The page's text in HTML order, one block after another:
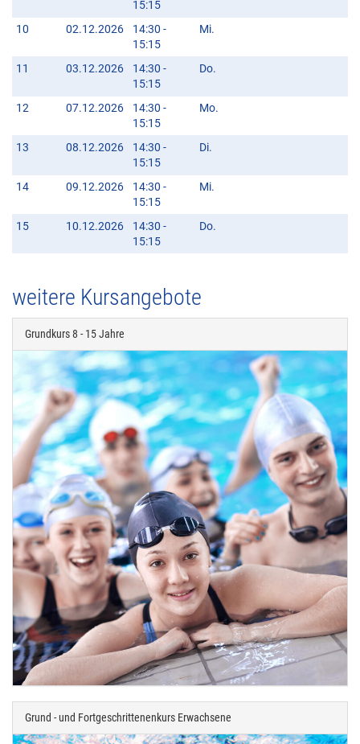
15:15
10
02.12.2026
14:30 -
15:15
Mi.
11 03.12.2026
14:30 -
15:15
Do.
12 07.12.2026
14:30 -
15:15
Mo.
13 08.12.2026
14:30 -
15:15
Di.
14 09.12.2026
14:30 -
15:15
Mi.
15 10.12.2026
14:30 -
15:15
Do.
weitere Kursangebote
Grundkurs 8 - 15 Jahre
Grund - und Fortgeschrittenenkurs Erwachsene